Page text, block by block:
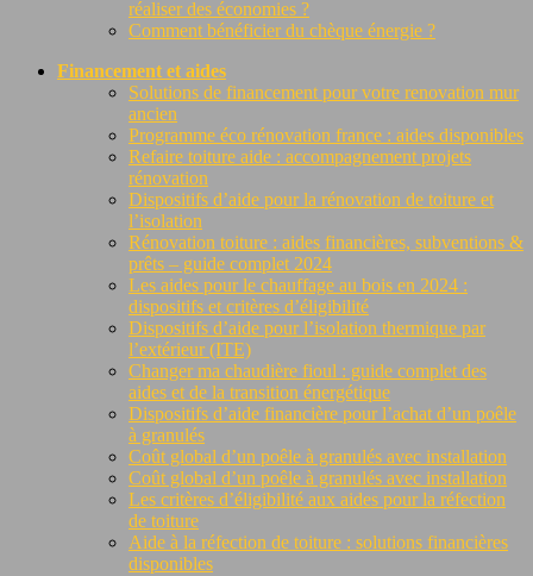
réaliser des économies ?
Comment bénéficier du chèque énergie ?
Financement et aides
Solutions de financement pour votre renovation mur
ancien
Programme éco rénovation france : aides disponibles
Refaire toiture aide : accompagnement projets
rénovation
Dispositifs d’aide pour la rénovation de toiture et
l’isolation
Rénovation toiture : aides financières, subventions &
prêts – guide complet 2024
Les aides pour le chauffage au bois en 2024 :
dispositifs et critères d’éligibilité
Dispositifs d’aide pour l’isolation thermique par
l’extérieur (ITE)
Changer ma chaudière fioul : guide complet des
aides et de la transition énergétique
Dispositifs d’aide financière pour l’achat d’un poêle
à granulés
Coût global d’un poêle à granulés avec installation
Coût global d’un poêle à granulés avec installation
Les critères d’éligibilité aux aides pour la réfection
de toiture
Aide à la réfection de toiture : solutions financières
disponibles